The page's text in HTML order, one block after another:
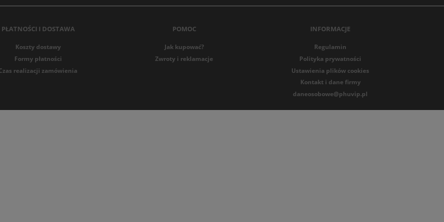
sprzedażowy– eleganckie, trwałe i komfortowe pończochy do pasa cieszą się dużym zainteresowaniem
do pasa z naszej hurtowni to produkty, które łączą elegancję, trwałość i funkcjonalność. Są niezbędnym
garderoby każdej kobiety, pozwalając na stworzenie stylizacji pełnych klasy, kobiecości i pewności siebie.
oferta hurtowa umożliwia sklepom internetowym i stacjonarnym budowanie atrakcyjnych kolekcji pończoch,
klientki i zwiększają sprzedaż dzięki połączeniu estetyki, jakości i komfortu noszenia.
PŁATNOŚCI I DOSTAWA
Koszty dostawy
Formy płatności
realizacji zamówienia
POMOC
Jak kupować?
Zwroty i reklamacje
INFORMACJE
Regulamin
Polityka prywatności
Ustawienia plików cookies
Kontakt i dane firmy
daneosobowe@phuvip.pl